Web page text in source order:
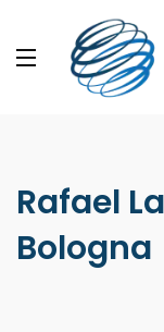
Rafael
Bologna